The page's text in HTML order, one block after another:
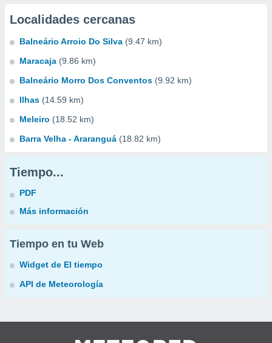
Localidades cercanas
Balneário Arroio Do Silva (9.47 km)
Maracaja (9.86 km)
Balneário Morro Dos Conventos (9.92 km)
Ilhas (14.59 km)
Meleiro (18.52 km)
Barra Velha - Araranguá (18.82 km)
Tiempo...
PDF
Más información
Tiempo en tu Web
Widget de El tiempo
API de Meteorología